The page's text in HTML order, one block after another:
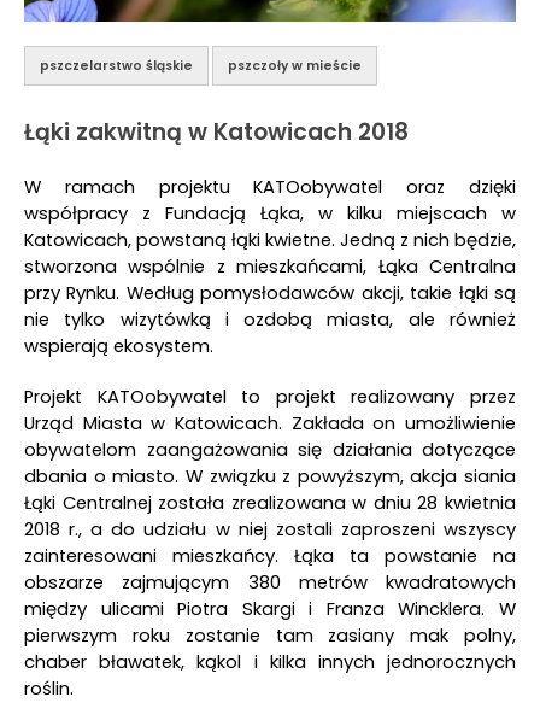
pszczelarstwo śląskie pszczoły w mieście
Łąki zakwitną w Katowicach 2018
W ramach projektu KATOobywatel oraz dzięki
współpracy z Fundacją Łąka, w kilku miejscach w
Katowicach, powstaną łąki kwietne. Jedną z nich będzie,
stworzona wspólnie z mieszkańcami, Łąka Centralna
przy Rynku. Według pomysłodawców akcji, takie łąki są
nie tylko wizytówką i ozdobą miasta, ale również
wspierają ekosystem.
Projekt KATOobywatel to projekt realizowany przez
Urząd Miasta w Katowicach. Zakłada on umożliwienie
obywatelom zaangażowania się działania dotyczące
dbania o miasto. W związku z powyższym, akcja siania
Łąki Centralnej została zrealizowana w dniu 28 kwietnia
2018 r., a do udziału w niej zostali zaproszeni wszyscy
zainteresowani mieszkańcy. Łąka ta powstanie na
obszarze zajmującym 380 metrów kwadratowych
między ulicami Piotra Skargi i Franza Wincklera. W
pierwszym roku zostanie tam zasiany mak polny,
chaber bławatek, kąkol i kilka innych jednorocznych
roślin.